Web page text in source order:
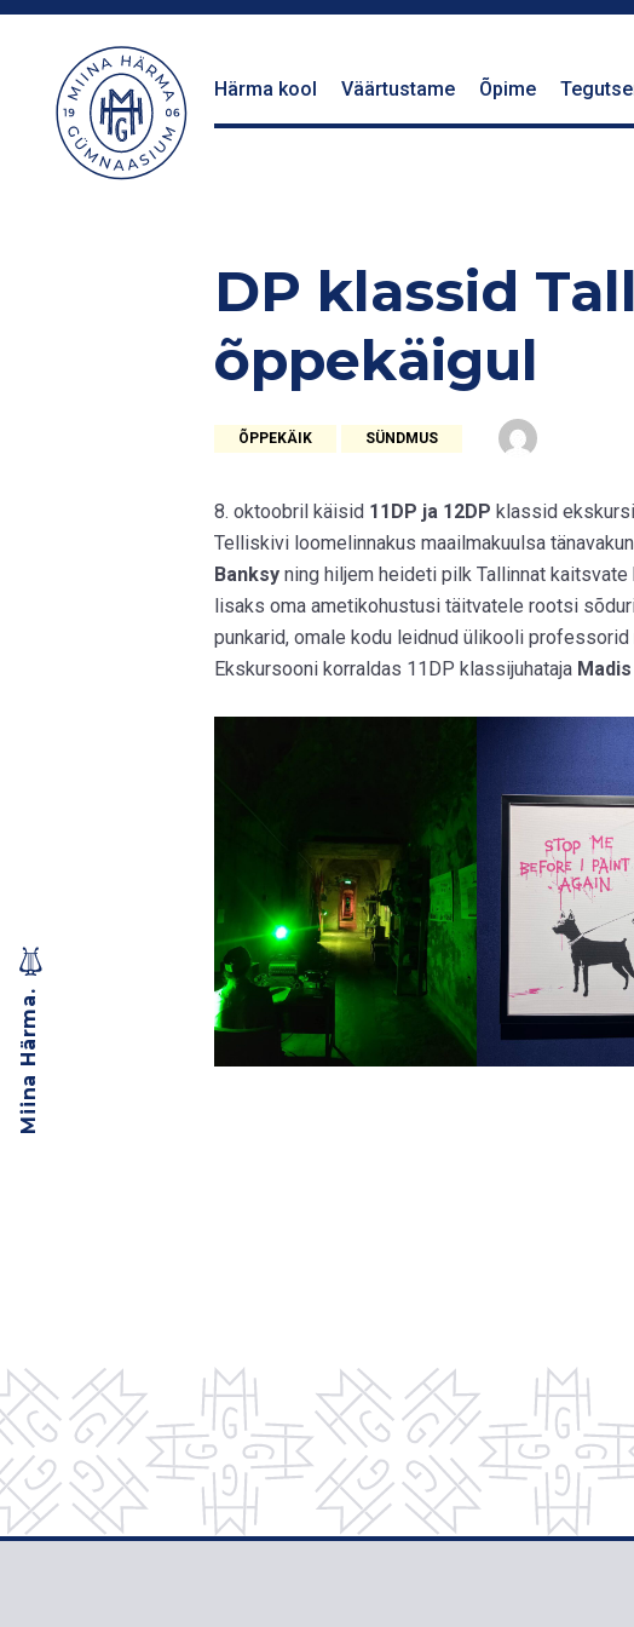
Härma kool Väärtustame Õpime
Miina Härma.
DP klassid
õppekäigul
ÕPPEKÄIK SÜNDMUS
8. oktoobril käisid 11DP ja 12DP klassid
Telliskivi loomelinnakus maailmakuulsa
Banksy ning hiljem heideti pilk Tallinnat
lisaks oma ametikohustusi täitvatele rootsi
punkarid, omale kodu leidnud ülikooli
Ekskursooni korraldas 11DP klassijuhataja